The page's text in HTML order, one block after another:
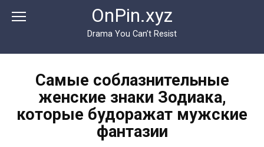
OnPin.xyz
Drama You Can’t Resist
Самые соблазнительные
женские знаки Зодиака,
которые будоражат мужские
фантазии